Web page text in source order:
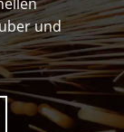
und